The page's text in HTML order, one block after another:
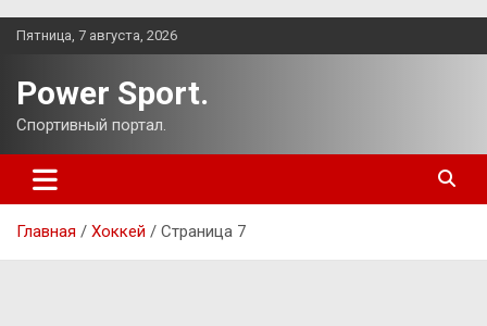
Перейти
Пятница, 7 августа, 2026
Power Sport.
Спортивный портал.
Главная Хоккей Страница 7